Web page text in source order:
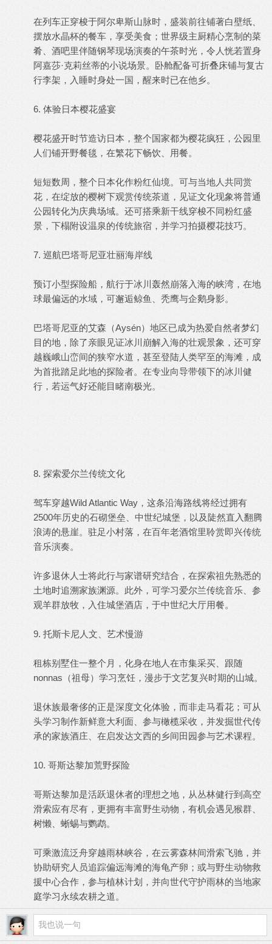
在列车正穿梭于阿尔卑斯山脉时，盛装前往铺著白壁纸、
摆放水晶杯的餐车，享受美食；世界级主厨精心烹制的菜
肴、酒吧里伴随钢琴现场演奏的午茶时光，令人恍若置身
阿嘉莎·克莉丝蒂的小说场景。卧舱配备可折叠床铺与复古
行李架，入睡时身处一国，醒来时已在他乡。
6. 体验日本樱花盛宴
樱花盛开时节造访日本，整个国家都为樱花疯狂，公园里
人们铺开野餐毯，在繁花下畅饮、用餐。
短短数周，整个日本化作粉红仙境。可与当地人共同赏
花，在绽放的樱树下观赏传统茶道，见证文化现象将普通
公园转化为庆典场域。还可搭乘新干线穿梭不同粉红盛
景，下榻附设温泉的传统旅宿，并学习拍摄樱花技巧。
7. 巡航巴塔哥尼亚壮丽海岸线
预订小型探险船，航行于冰川轰然崩落入海的峡湾，在地
球最偏远的水域，可邂逅鲸鱼、秃鹰与企鹅身影。
巴塔哥尼亚的艾森（Aysén）地区已成为热爱自然者梦幻
目的地，除了亲眼见证冰川崩解入海的壮观景象，还可穿
越巍峨山峦间的狭窄水道，甚至登陆人类罕至的海滩，成
为首批踏足此地的探险者。在专业向导带领下的冰川健
行，若运气好还能目睹南极光。
8. 探索爱尔兰传统文化
驾车穿越Wild Atlantic Way，这条沿海路线将经过拥有
2500年历史的石砌堡垒、中世纪城堡，以及陡然直入翻腾
浪涛的悬崖。驻足小村落，在百年老酒馆里聆赏即兴传统
音乐演奏。
许多退休人士将此行与家谱研究结合，在探索祖先熟悉的
土地时追溯家族渊源。此外，可学习爱尔兰传统音乐、参
观羊群放牧，入住城堡酒店，于中世纪大厅用餐。
9. 托斯卡尼人文、艺术慢游
租栋别墅住一整个月，化身在地人在市集采买、跟随
nonnas（祖母）学习烹饪，漫步于文艺复兴时期的山城。
退休族最奢侈的正是深度文化体验，而非走马看花；可从
头学习制作新鲜意大利面、参与橄榄采收，并发掘世代传
承的家族酒庄、在启发达文西的乡间田园参与艺术课程。
10. 哥斯达黎加荒野探险
哥斯达黎加是活跃退休者的理想之地，从丛林健行到高空
滑索应有尽有，更拥有丰富野生动物，有机会遇见猴群、
树懒、蜥蜴与鹦鹉。
可乘激流泛舟穿越雨林峡谷，在云雾森林间滑索飞驰，并
协助研究人员追踪偏远海滩的海龟产卵；或与野生动物救
援中心合作，参与植林计划，并向世代守护雨林的当地家
庭学习永续农耕之道。